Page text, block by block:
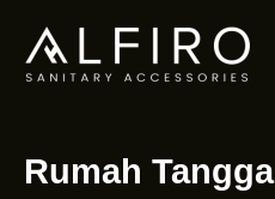
content
Rumah Tangga